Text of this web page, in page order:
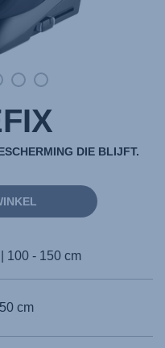
DIE BLIJFT.
100 - 150 cm
cm